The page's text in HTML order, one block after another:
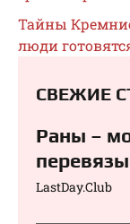
Тайны
люди
СВЕЖИЕ
Раны –
LastDay.Club